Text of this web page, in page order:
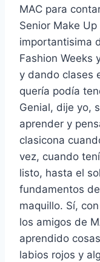
MAC para
Senior Make
importantisima
Fashion Weeks
y dando clases
quería podía
Genial, dije yo,
aprender y
clasicona
vez, cuando
listo, hasta el
fundamentos
maquillo. Sí,
los amigos de
aprendido
labios rojos y